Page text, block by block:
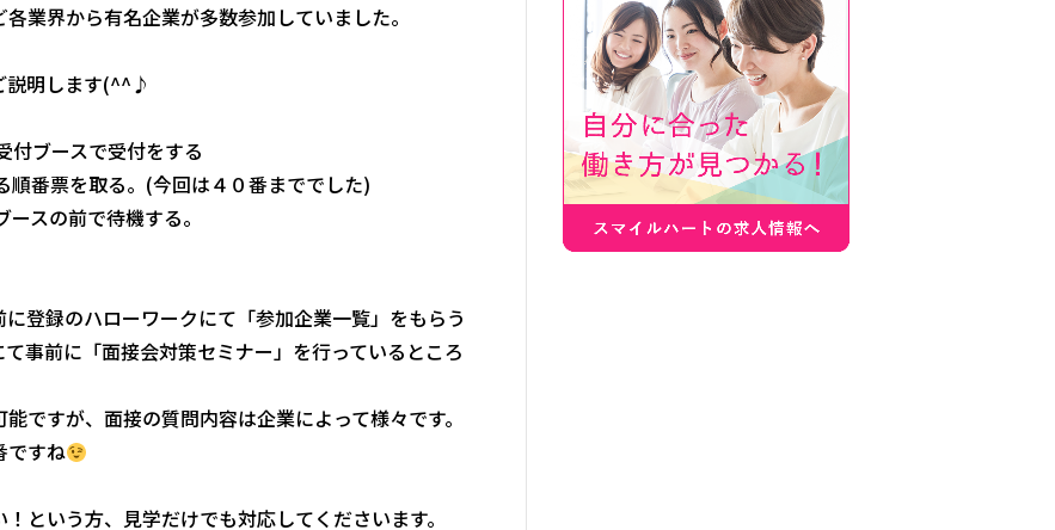
業界から有名企業が多数参加していました。
説明します(^^♪
ブースで受付をする
番票を取る。(今回は４０番まででした)
スの前で待機する。
登録のハローワークにて「参加企業一覧」をもらう
事前に「面接会対策セミナー」を行っているところ
ですが、面接の質問内容は企業によって様々です。
ですね
という方、見学だけでも対応してくださいます。